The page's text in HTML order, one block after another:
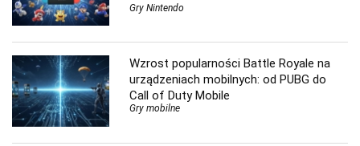
Gry Nintendo
Wzrost popularności Battle Royale na
urządzeniach mobilnych: od PUBG do
Call of Duty Mobile
Gry mobilne